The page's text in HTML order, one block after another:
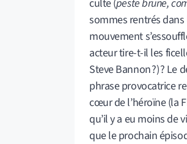
culte (peste brune,
sommes rentrés dans
mouvement
acteur tire-t-il les
Steve Bannon ?) ? Le
phrase provocatrice
cœur de l’héroïne (la
qu’il y a eu moins de
que le prochain